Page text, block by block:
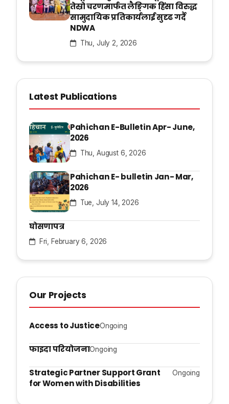
तेस्रो चरणमार्फत लैङ्गिक हिंसा विरुद्ध
सामुदायिक प्रतिकार्यलाई सुदृढ गर्दै
NDWA
Thu, July 2, 2026
Latest Publications
Pahichan E-Bulletin Apr- June,
2026
Thu, August 6, 2026
Pahichan E- bulletin Jan- Mar,
2026
Tue, July 14, 2026
घोसणापत्र
Fri, February 6, 2026
Our Projects
Access to JusticeOngoing
फाइदा परियोजनाOngoing
Strategic Partner Support Grant
for Women with Disabilities
Ongoing